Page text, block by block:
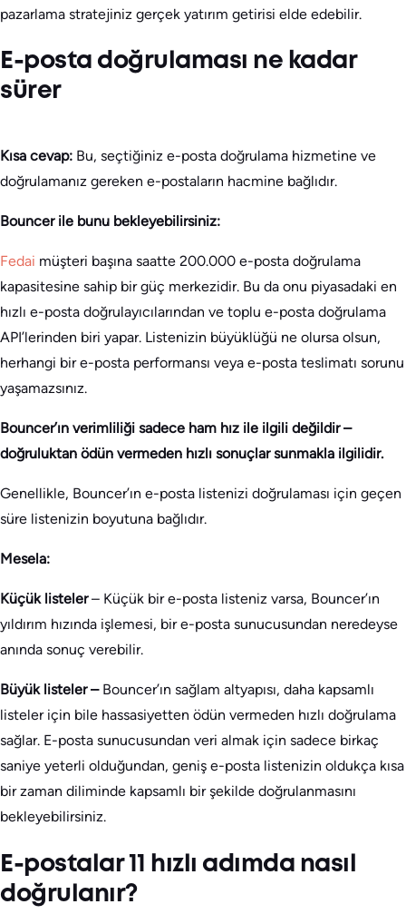
pazarlama stratejiniz gerçek yatırım getirisi elde edebilir.
E-posta doğrulaması ne kadar
sürer
Kısa cevap: Bu, seçtiğiniz e-posta doğrulama hizmetine ve
doğrulamanız gereken e-postaların hacmine bağlıdır.
Bouncer ile bunu bekleyebilirsiniz:
Fedai müşteri başına saatte 200.000 e-posta doğrulama
kapasitesine sahip bir güç merkezidir. Bu da onu piyasadaki en
hızlı e-posta doğrulayıcılarından ve toplu e-posta doğrulama
API’lerinden biri yapar. Listenizin büyüklüğü ne olursa olsun,
herhangi bir e-posta performansı veya e-posta teslimatı sorunu
yaşamazsınız.
Bouncer’ın verimliliği sadece ham hız ile ilgili değildir –
doğruluktan ödün vermeden hızlı sonuçlar sunmakla ilgilidir.
Genellikle, Bouncer’ın e-posta listenizi doğrulaması için geçen
süre listenizin boyutuna bağlıdır.
Mesela:
Küçük listeler– Küçük bir e-posta listeniz varsa, Bouncer’ın
yıldırım hızında işlemesi, bir e-posta sunucusundan neredeyse
anında sonuç verebilir.
Büyük listeler – Bouncer’ın sağlam altyapısı, daha kapsamlı
listeler için bile hassasiyetten ödün vermeden hızlı doğrulama
sağlar. E-posta sunucusundan veri almak için sadece birkaç
saniye yeterli olduğundan, geniş e-posta listenizin oldukça kısa
bir zaman diliminde kapsamlı bir şekilde doğrulanmasını
bekleyebilirsiniz.
E-postalar 11 hızlı adımda nasıl
doğrulanır?